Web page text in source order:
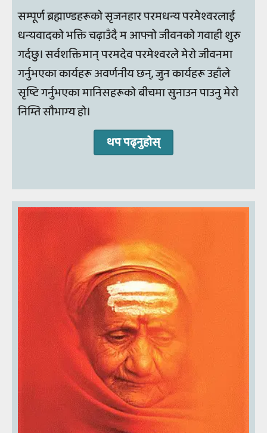
सम्पूर्ण ब्रह्माण्डहरूको सृजनहार परमधन्य परमेश्वरलाई
धन्यवादको भक्ति चढ़ाउँदै म आफ्नो जीवनको गवाही शुरु
गर्दछु। सर्वशक्तिमान् परमदेव परमेश्वरले मेरो जीवनमा
गर्नुभएका कार्यहरू अवर्णनीय छन्, जुन कार्यहरू उहाँले
सृष्टि गर्नुभएका मानिसहरूको बीचमा सुनाउन पाउनु मेरो
निम्ति सौभाग्य हो।
थप पढ्‍नुहोस्‌